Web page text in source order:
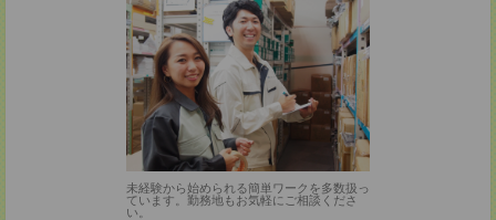
未経験から始められる簡単ワークを多数扱っ
ています。勤務地もお気軽にご相談くださ
い。